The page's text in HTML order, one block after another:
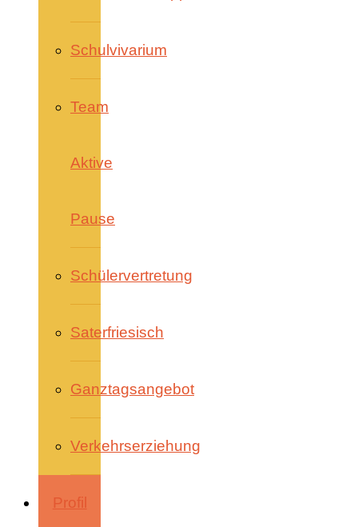
Schulvivarium
Team
Aktive
Pause
Schülervertretung
Saterfriesisch
Ganztagsangebot
Verkehrserziehung
Profil